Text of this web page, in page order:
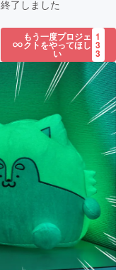
終了しました
もう一度プロジェ
クトをやってほし
い
1
3
3